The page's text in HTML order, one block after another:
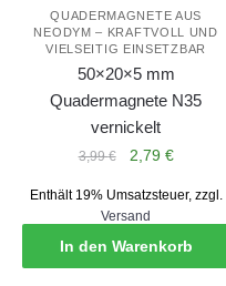
QUADERMAGNETE AUS
NEODYM – KRAFTVOLL UND
VIELSEITIG EINSETZBAR
50×20×5 mm
Quadermagnete N35
vernickelt
3,99€
Ursprünglicher
war:
3,99 €
2,79 €Aktueller
ist:
2,79 €.
Enthält 19% Umsatzsteuer, zzgl.
Versand
In den Warenkorb